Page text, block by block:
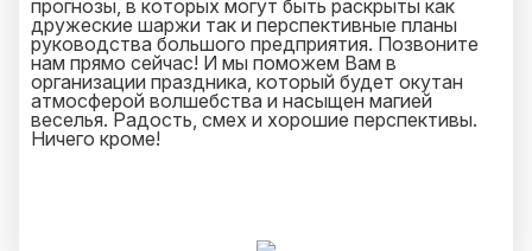
прогнозы, в которых могут быть раскрыты как
дружеские шаржи так и перспективные планы
руководства большого предприятия. Позвоните
нам прямо сейчас! И мы поможем Вам в
организации праздника, который будет окутан
атмосферой волшебства и насыщен магией
веселья. Радость, смех и хорошие перспективы.
Ничего кроме!